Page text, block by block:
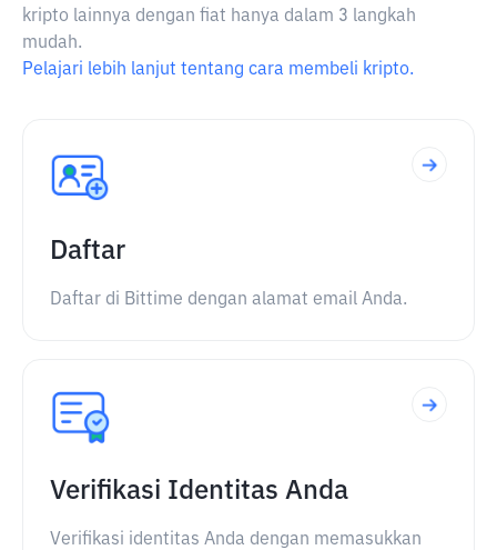
kripto lainnya dengan fiat hanya dalam 3 langkah
mudah.
Pelajari lebih lanjut tentang cara membeli kripto.
Daftar
Daftar di Bittime dengan alamat email Anda.
Verifikasi Identitas Anda
Verifikasi identitas Anda dengan memasukkan